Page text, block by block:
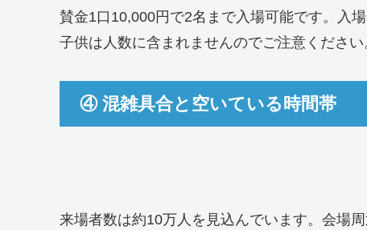
賛金1口10,000円で2名まで入場可能です。入
子供は人数に含まれませんのでご注意くださ
④ 混雑具合と空いている時間帯
来場者数は約10万人を見込んでいます。会場